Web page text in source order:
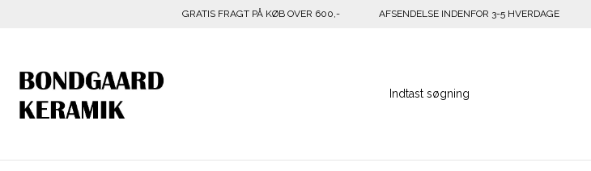
GRATIS FRAGT PÅ KØB OVER 600,- AFSENDELSE INDENFOR 3-5 HVERDAGE